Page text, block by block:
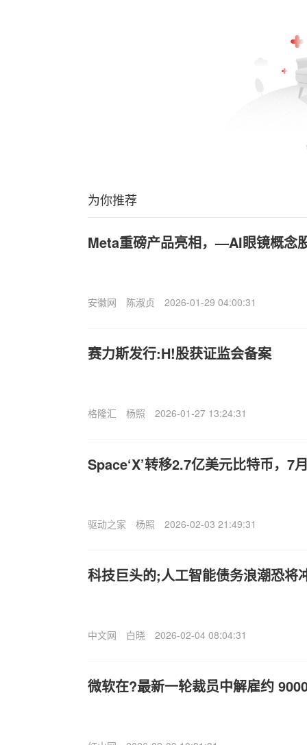
为你推荐
Meta重磅产品亮相，—AI眼镜概念
安徽网 陈淑贞 2026-01-29 04:00:31
赛力斯发行:H!股获证监会备案
格隆汇 杨照 2026-01-27 13:24:31
Space‘X’转移2.7亿美元比特币，7
驱动之家 杨照 2026-02-03 21:49:31
科技巨头的;人工智能债务浪潮恐将
中文网 白晓 2026-02-04 08:04:31
微软在?最新一轮裁员中解雇约